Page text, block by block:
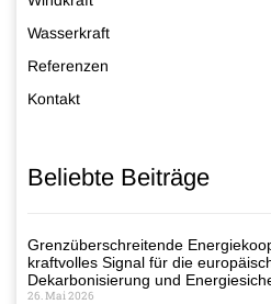
Wasserkraft
Referenzen
Kontakt
Beliebte Beiträge
Grenzüberschreitende
kraftvolles Signal für die
Dekarbonisierung und
26. Mai 2026